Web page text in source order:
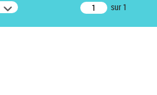
sur 1